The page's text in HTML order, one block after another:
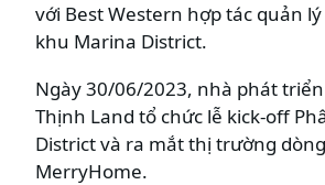
với Best Western hợp tác quản
khu Marina District.
Ngày 30/06/2023, nhà phát
Thịnh Land tổ chức lễ kick-off
District và ra mắt thị trường
MerryHome.